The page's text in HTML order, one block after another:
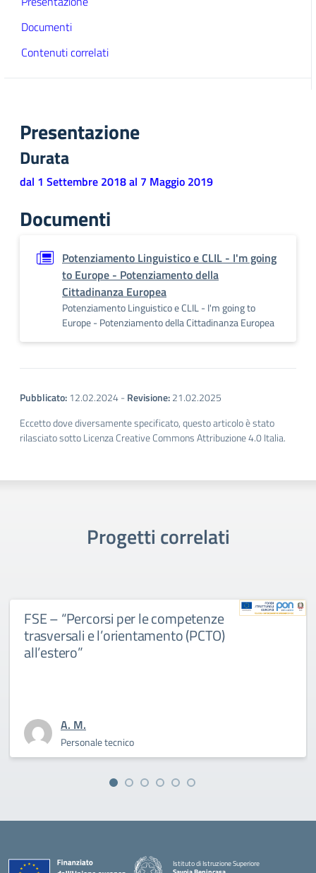
Documenti
Contenuti correlati
Presentazione
Durata
dal 1 Settembre 2018 al 7 Maggio 2019
Documenti
Potenziamento Linguistico e CLIL - I'm going
to Europe - Potenziamento della
Cittadinanza Europea
Potenziamento Linguistico e CLIL - I'm going to
Europe - Potenziamento della Cittadinanza Europea
Pubblicato:12.02.2024-Revisione:21.02.2025
Eccetto dove diversamente specificato, questo articolo è stato
rilasciato sotto Licenza Creative Commons Attribuzione 4.0 Italia.
Progetti correlati
– “Percorsi per le competenze
e l’orientamento (PCTO)
A. M.
Personale tecnico
Istituto di Istruzione Superiore